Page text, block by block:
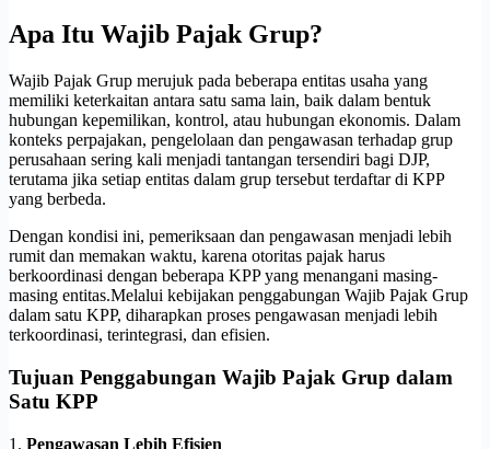
Apa Itu Wajib Pajak Grup?
Wajib Pajak Grup merujuk pada beberapa entitas usaha yang
memiliki keterkaitan antara satu sama lain, baik dalam bentuk
hubungan kepemilikan, kontrol, atau hubungan ekonomis. Dalam
konteks perpajakan, pengelolaan dan pengawasan terhadap grup
perusahaan sering kali menjadi tantangan tersendiri bagi DJP,
terutama jika setiap entitas dalam grup tersebut terdaftar di KPP
yang berbeda.
Dengan kondisi ini, pemeriksaan dan pengawasan menjadi lebih
rumit dan memakan waktu, karena otoritas pajak harus
berkoordinasi dengan beberapa KPP yang menangani masing-
masing entitas.Melalui kebijakan penggabungan Wajib Pajak Grup
dalam satu KPP, diharapkan proses pengawasan menjadi lebih
terkoordinasi, terintegrasi, dan efisien.
Tujuan Penggabungan Wajib Pajak Grup dalam
Satu KPP
1. Pengawasan Lebih Efisien